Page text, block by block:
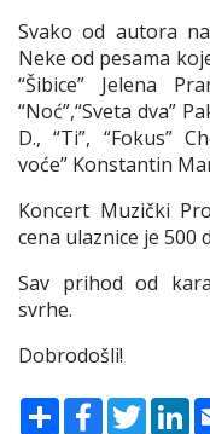
Svako od autora
Neke od pesama
“Šibice” Jelena
“Noć”,“Sveta dva”
D., “Ti”, “Fokus”
voće” Konstantin
Koncert Muzički
cena ulaznice je 500
Sav prihod od
svrhe.
Dobrodošli!
ShareFacebook